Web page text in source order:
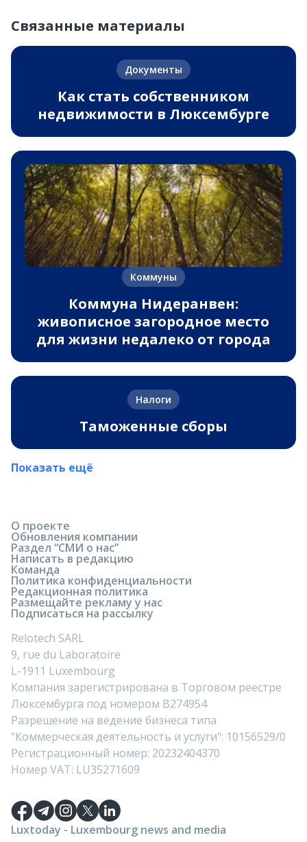
Связанные материалы
Документы
Как стать собственником
недвижимости в Люксембурге
Коммуны
Коммуна Нидеранвен:
живописное загородное место
для жизни недалеко от города
Налоги
Таможенные сборы
Показать ещё
О проекте
Обновления компании
Раздел “СМИ о нас”
Написать в редакцию
Команда
Политика конфиденциальности
Редакционная политика
Размещайте рекламу у нас
Подписаться на рассылку
Relotech SARL
9, rue du Laboratoire
L-1911 Luxembourg
Компания зарегистрирована в Торговом реестре
Люксембурга под номером B274954
Разрешение на ведение бизнеса типа
"Коммерческая деятельность и услуги": 10156529/0
Регистрационный номер: 20232404370
Номер VAT: LU35271609
Luxtoday - Luxembourg news and media